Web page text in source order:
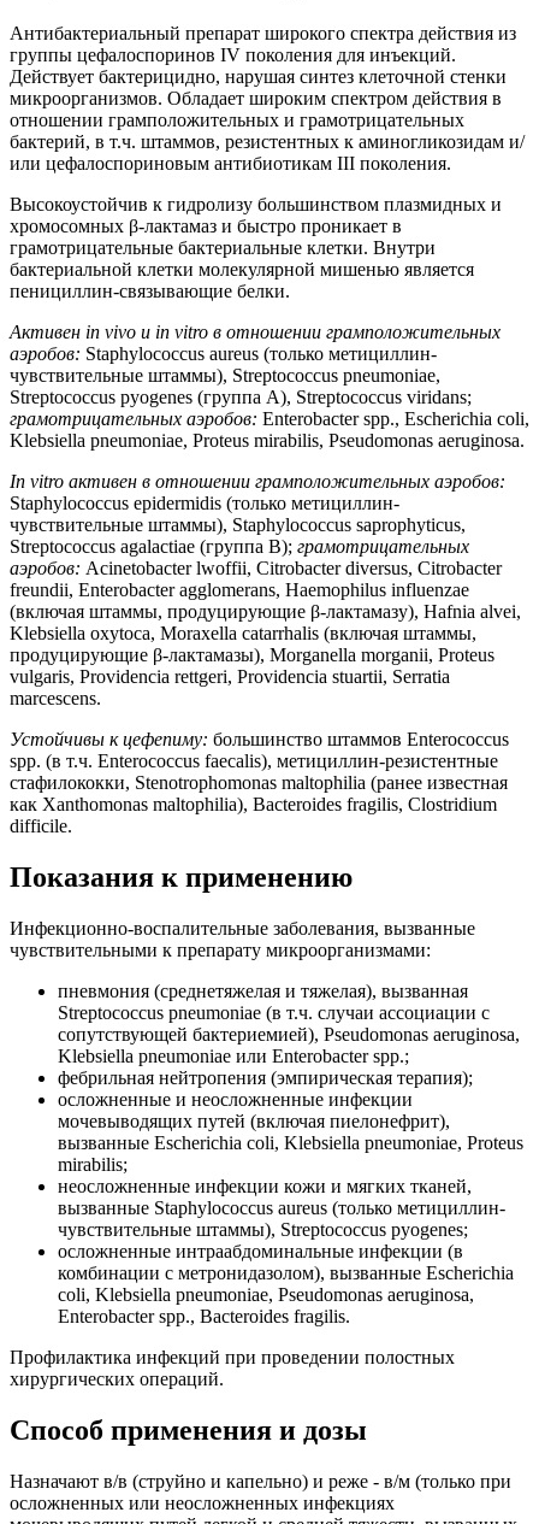
Антибактериальный препарат широкого спектра действия из
группы цефалоспоринов IV поколения для инъекций.
Действует бактерицидно, нарушая синтез клеточной стенки
микроорганизмов. Обладает широким спектром действия в
отношении грамположительных и грамотрицательных
бактерий, в т.ч. штаммов, резистентных к аминогликозидам и/
или цефалоспориновым антибиотикам III поколения.
Высокоустойчив к гидролизу большинством плазмидных и
хромосомных β-лактамаз и быстро проникает в
грамотрицательные бактериальные клетки. Внутри
бактериальной клетки молекулярной мишенью является
пенициллин-связывающие белки.
Активен in vivo и in vitro в отношении грамположительных
аэробов: Staphylococcus aureus (только метициллин-
чувствительные штаммы), Streptococcus pneumoniae,
Streptococcus pyogenes (группа A), Streptococcus viridans;
грамотрицательных аэробов: Enterobacter spp., Escherichia coli,
Klebsiella pneumoniae, Proteus mirabilis, Pseudomonas aeruginosa.
In vitro активен в отношении грамположительных аэробов:
Staphylococcus epidermidis (только метициллин-
чувствительные штаммы), Staphylococcus saprophyticus,
Streptococcus agalactiae (группа В); грамотрицательных
аэробов: Acinetobacter lwoffii, Citrobacter diversus, Citrobacter
freundii, Enterobacter agglomerans, Haemophilus influenzae
(включая штаммы, продуцирующие β-лактамазу), Hafnia alvei,
Klebsiella oxytoca, Moraxella catarrhalis (включая штаммы,
продуцирующие β-лактамазы), Morganella morganii, Proteus
vulgaris, Providencia rettgeri, Providencia stuartii, Serratia
marcescens.
Устойчивы к цефепиму: большинство штаммов Enterococcus
spp. (в т.ч. Enterococcus faecalis), метициллин-резистентные
стафилококки, Stenotrophomonas maltophilia (ранее известная
как Xanthomonas maltophilia), Bacteroides fragilis, Clostridium
difficile.
Показания к применению
Инфекционно-воспалительные заболевания, вызванные
чувствительными к препарату микроорганизмами:
пневмония (среднетяжелая и тяжелая), вызванная
Streptococcus pneumoniae (в т.ч. случаи ассоциации с
сопутствующей бактериемией), Pseudomonas aeruginosa,
Klebsiella pneumoniae или Enterobacter spp.;
фебрильная нейтропения (эмпирическая терапия);
осложненные и неосложненные инфекции
мочевыводящих путей (включая пиелонефрит),
вызванные Escherichia coli, Klebsiella pneumoniae, Proteus
mirabilis;
неосложненные инфекции кожи и мягких тканей,
вызванные Staphylococcus aureus (только метициллин-
чувствительные штаммы), Streptococcus pyogenes;
осложненные интраабдоминальные инфекции (в
комбинации с метронидазолом), вызванные Escherichia
coli, Klebsiella pneumoniae, Pseudomonas aeruginosa,
Enterobacter spp., Bacteroides fragilis.
Профилактика инфекций при проведении полостных
хирургических операций.
Способ применения и дозы
Назначают в/в (струйно и капельно) и реже - в/м (только при
осложненных или неосложненных инфекциях